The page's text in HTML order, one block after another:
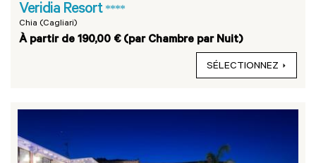
Veridia Resort ****
Chia (Cagliari)
À partir de 190,00 € (par Chambre par Nuit)
SÉLECTIONNEZ